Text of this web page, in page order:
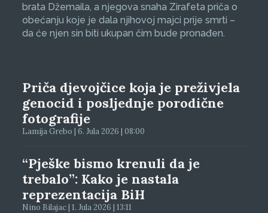
brata Džemaila, a njegova snaha Zirafeta priča o
obećanju koje je dala njihovoj majci prije smrti –
da će njen sin biti ukupan čim bude pronađen.
Priča djevojčice koja je preživjela
genocid i posljednje porodične
fotografije
Lamija Grebo | 6. Jula 2026 | 08:00
“Pješke bismo krenuli da je
trebalo”: Kako je nastala
reprezentacija BiH
Nino Bilajac | 1. Jula 2026 | 13:11